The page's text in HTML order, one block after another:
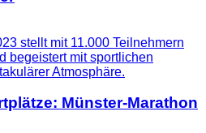
Münster-Marathon